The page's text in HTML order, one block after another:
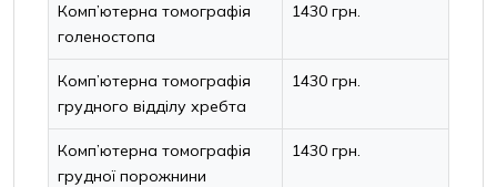
Комп’ютерна томографія
голеностопа
1430 грн.
Комп’ютерна томографія
грудного відділу хребта
1430 грн.
Комп’ютерна томографія
грудної порожнини
1430 грн.